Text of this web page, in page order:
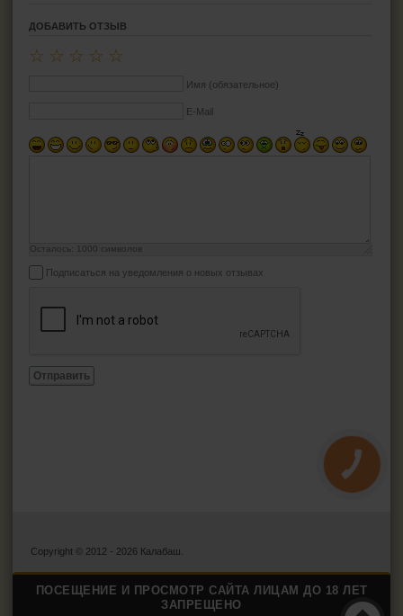
ДОБАВИТЬ ОТЗЫВ
☆
☆
☆
☆
☆
Имя (обязательное)
E-Mail
Осталось: 1000 символов
Подписаться на уведомления о новых отзывах
Отправить
Copyright © 2012 - 2026 Калабаш.
ПОСЕЩЕНИЕ И ПРОСМОТР САЙТА ЛИЦАМ ДО 18 ЛЕТ
ЗАПРЕЩЕНО
КНОПКА
ЗВ'ЯЗКУ